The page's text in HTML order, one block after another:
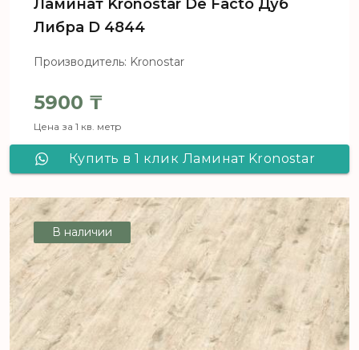
Ламинат Kronostar De Facto Дуб
Либра D 4844
Производитель: Kronostar
5900 ₸
Цена за 1 кв. метр
Купить в 1 клик Ламинат Kronostar
В наличии